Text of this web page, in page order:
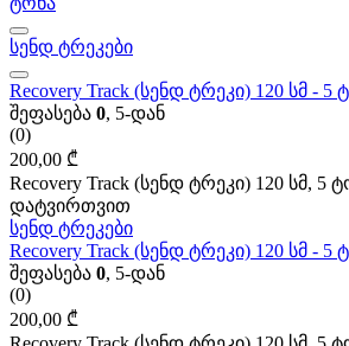
სენდ ტრეკები
Recovery Track (სენდ ტრეკი) 120 სმ - 5
შეფასება 0, 5-დან
(0)
200,00 ₾
Recovery Track (სენდ ტრეკი) 120 სმ, 5
დატვირთვით
სენდ ტრეკები
Recovery Track (სენდ ტრეკი) 120 სმ - 5
შეფასება 0, 5-დან
(0)
200,00 ₾